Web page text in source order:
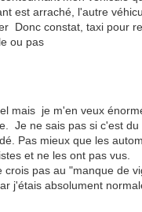
est arraché, l'autre
Donc constat, taxi pour
ou pas
mais je m'en veux
Je ne sais pas si c'est
Pas mieux que les
et ne les ont pas vus.
crois pas au "manque de
j'étais absolument